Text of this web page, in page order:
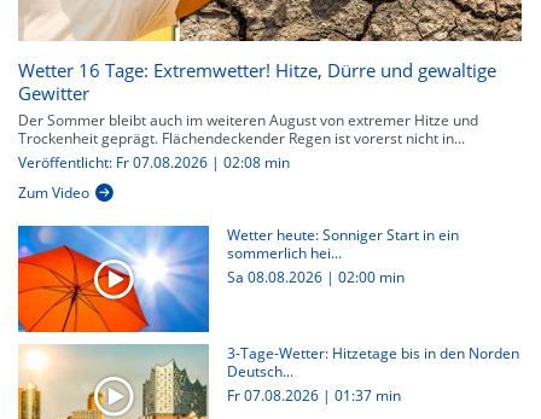
Wetter 16 Tage: Extremwetter! Hitze, Dürre und gewaltige
Gewitter
Der Sommer bleibt auch im weiteren August von extremer Hitze und
Trockenheit geprägt. Flächendeckender Regen ist vorerst nicht in...
Veröffentlicht: Fr 07.08.2026 | 02:08 min
Zum Video
Wetter heute: Sonniger Start in ein
sommerlich hei...
Sa 08.08.2026 | 02:00 min
3-Tage-Wetter: Hitzetage bis in den Norden
Deutsch...
Fr 07.08.2026 | 01:37 min